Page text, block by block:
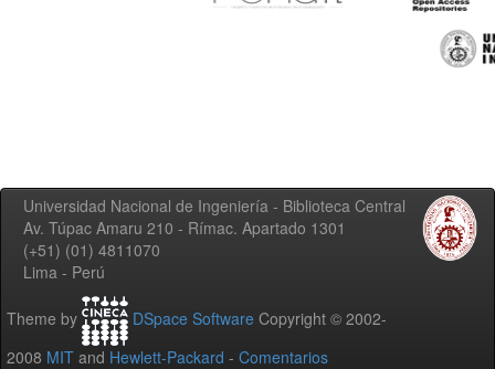
Universidad Nacional de Ingeniería - Biblioteca Central
Av. Túpac Amaru 210 - Rímac. Apartado 1301
(+51) (01) 4811070
Lima - Perú
Theme by DSpace Software Copyright © 2002-
2008 MIT and Hewlett-Packard - Comentarios